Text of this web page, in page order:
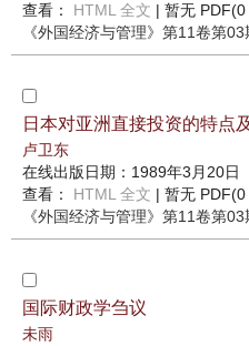
查看： HTML 全文 | 暂无 PDF(0
《外国经济与管理》 第11卷第03
日本对亚洲直接投资的特点
卢卫东
在线出版日期：1989年3月20日
查看： HTML 全文 | 暂无 PDF(0
《外国经济与管理》 第11卷第03
国际财政学刍议
未雨